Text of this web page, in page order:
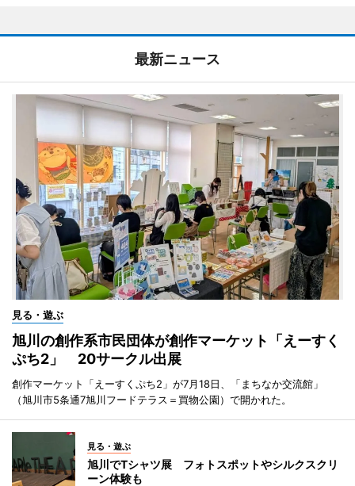
最新ニュース
見る・遊ぶ
旭川の創作系市民団体が創作マーケット「えーすく
ぷち2」 20サークル出展
創作マーケット「えーすくぷち2」が7月18日、「まちなか交流館」
（旭川市5条通7旭川フードテラス＝買物公園）で開かれた。
見る・遊ぶ
旭川でTシャツ展 フォトスポットやシルクスクリ
ーン体験も